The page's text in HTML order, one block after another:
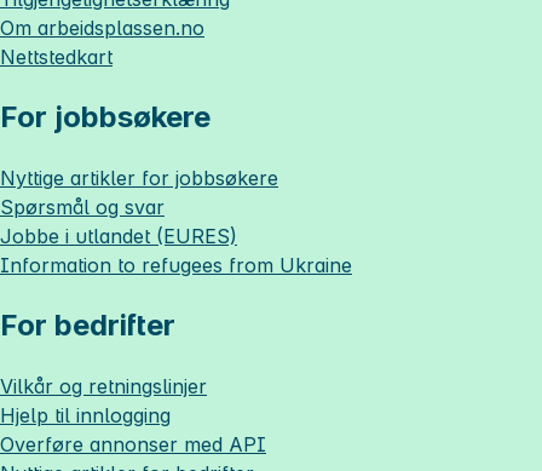
Om arbeidsplassen.no
Nettstedkart
For jobbsøkere
Nyttige artikler for jobbsøkere
Spørsmål og svar
Jobbe i utlandet (EURES)
Information to refugees from Ukraine
For bedrifter
Vilkår og retningslinjer
Hjelp til innlogging
Overføre annonser med API